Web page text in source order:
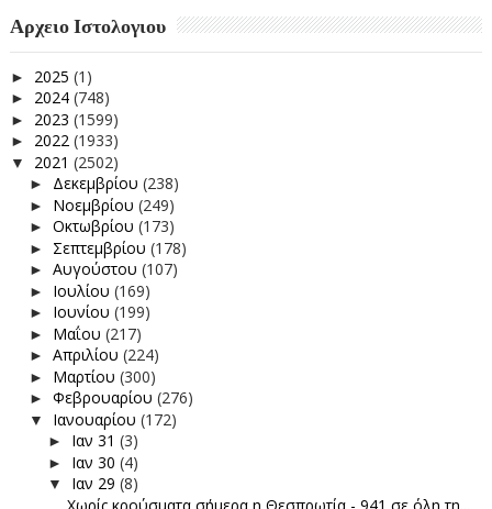
Αρχειο Ιστολογιου
► 2025 (1)
► 2024 (748)
► 2023 (1599)
► 2022 (1933)
▼ 2021 (2502)
► Δεκεμβρίου (238)
► Νοεμβρίου (249)
► Οκτωβρίου (173)
► Σεπτεμβρίου (178)
► Αυγούστου (107)
► Ιουλίου (169)
► Ιουνίου (199)
► Μαΐου (217)
► Απριλίου (224)
► Μαρτίου (300)
► Φεβρουαρίου (276)
▼ Ιανουαρίου (172)
► Ιαν 31 (3)
► Ιαν 30 (4)
▼ Ιαν 29 (8)
Χωρίς κρούσματα σήμερα η Θεσπρωτία - 941 σε όλη τη...